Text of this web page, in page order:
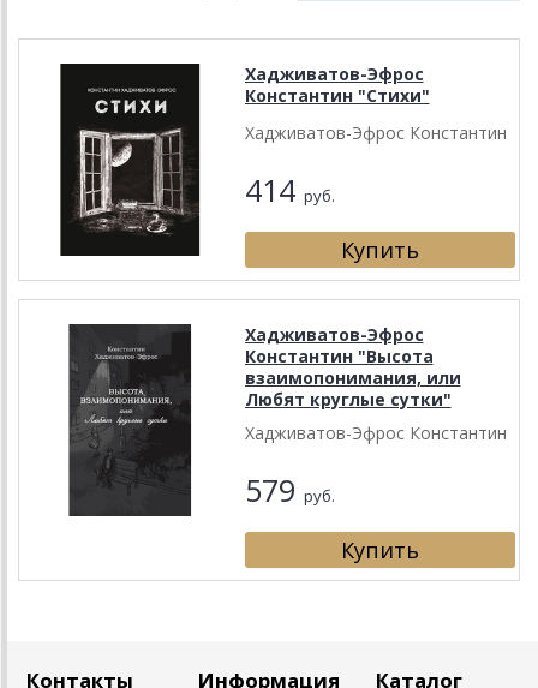
Хадживатов-Эфрос
Константин "Стихи"
Хадживатов-Эфрос Константин
414 руб.
Хадживатов-Эфрос
Константин "Высота
взаимопонимания, или
Любят круглые сутки"
Хадживатов-Эфрос Константин
579 руб.
Контакты Информация Каталог